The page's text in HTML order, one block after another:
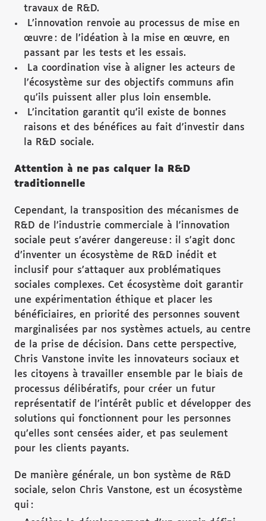
travaux de R&D.
L’innovation renvoie au processus de mise en
œuvre : de l’idéation à la mise en œuvre, en
passant par les tests et les essais.
La coordination vise à aligner les acteurs de
l’écosystème sur des objectifs communs afin
qu’ils puissent aller plus loin ensemble.
L’incitation garantit qu’il existe de bonnes
raisons et des bénéfices au fait d’investir dans
la R&D sociale.
Attention à ne pas calquer la R&D
traditionnelle
Cependant, la transposition des mécanismes de
R&D de l’industrie commerciale à l’innovation
sociale peut s’avérer dangereuse : il s’agit donc
d’inventer un écosystème de R&D inédit et
inclusif pour s’attaquer aux problématiques
sociales complexes. Cet écosystème doit garantir
une expérimentation éthique et placer les
bénéficiaires, en priorité des personnes souvent
marginalisées par nos systèmes actuels, au centre
de la prise de décision. Dans cette perspective,
Chris Vanstone invite les innovateurs sociaux et
les citoyens à travailler ensemble par le biais de
processus délibératifs, pour créer un futur
représentatif de l’intérêt public et développer des
solutions qui fonctionnent pour les personnes
qu’elles sont censées aider, et pas seulement
pour les clients payants.
De manière générale, un bon système de R&D
sociale, selon Chris Vanstone, est un écosystème
qui :